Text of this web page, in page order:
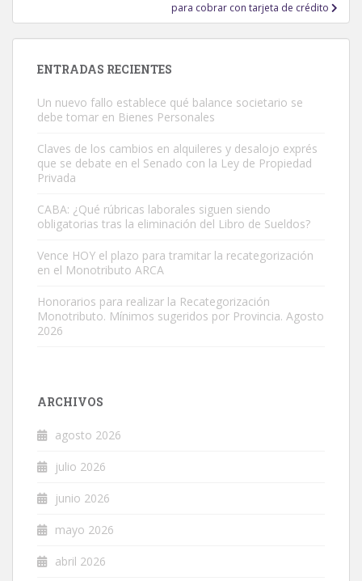
para cobrar con tarjeta de crédito
ENTRADAS RECIENTES
Un nuevo fallo establece qué balance societario se
debe tomar en Bienes Personales
Claves de los cambios en alquileres y desalojo exprés
que se debate en el Senado con la Ley de Propiedad
Privada
CABA: ¿Qué rúbricas laborales siguen siendo
obligatorias tras la eliminación del Libro de Sueldos?
Vence HOY el plazo para tramitar la recategorización
en el Monotributo ARCA
Honorarios para realizar la Recategorización
Monotributo. Mínimos sugeridos por Provincia. Agosto
2026
ARCHIVOS
agosto 2026
julio 2026
junio 2026
mayo 2026
abril 2026